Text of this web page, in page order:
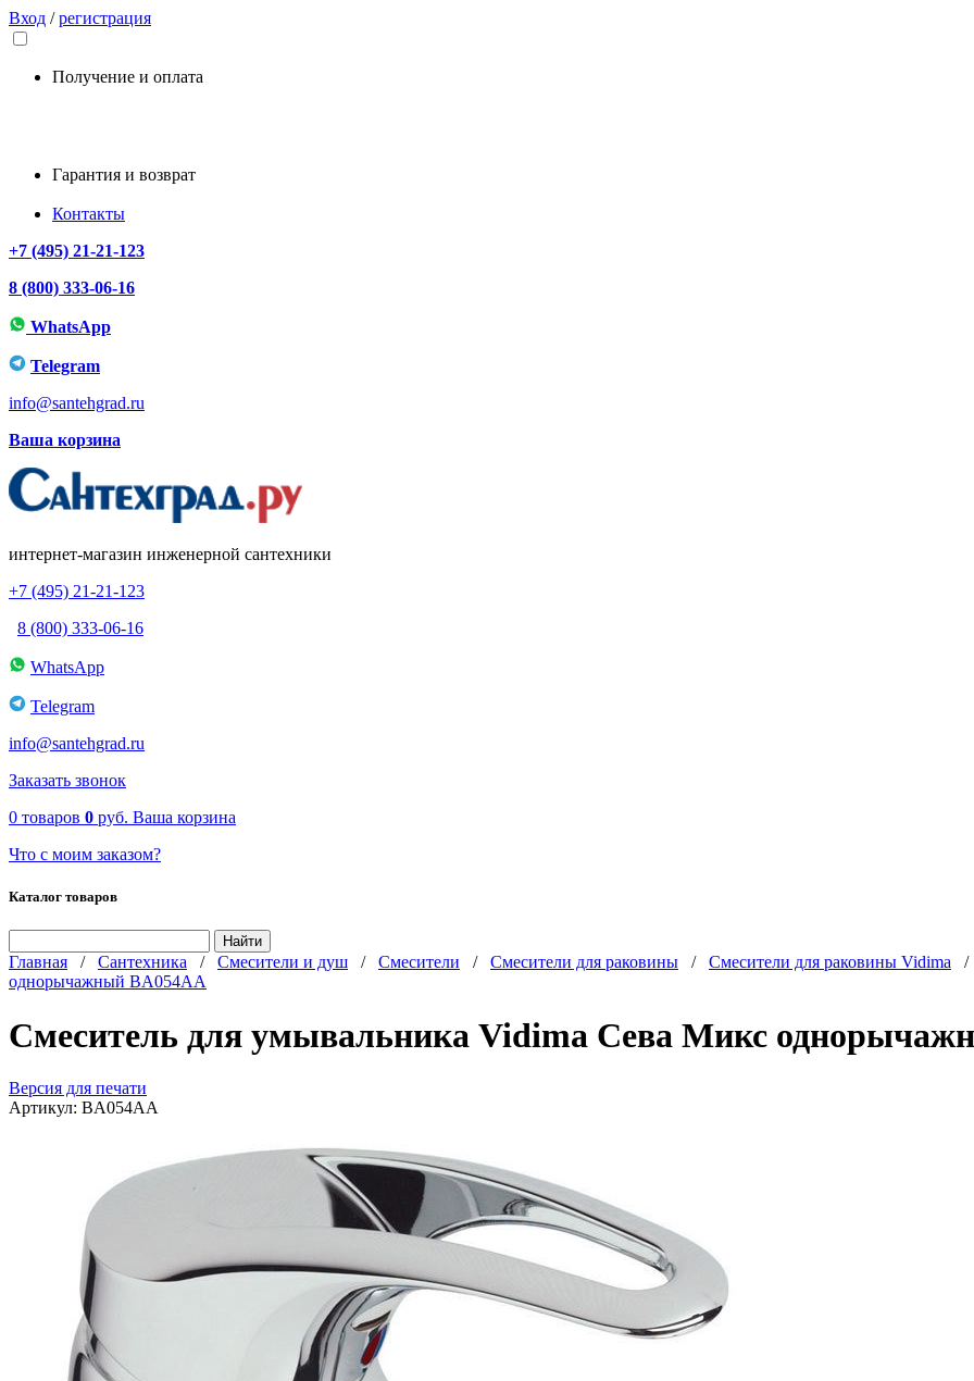
Вход /регистрация
Получение и оплата
Гарантия и возврат
Контакты
+7 (495) 21-21-123
8 (800) 333-06-16
WhatsApp
Telegram
info@santehgrad.ru
Ваша корзина
интернет-магазин инженерной сантехники
+7 (495) 21-21-123
8 (800) 333-06-16
WhatsApp
Telegram
info@santehgrad.ru
Заказать звонок
0 товаров 0 руб. Ваша корзина
Что с моим заказом?
Каталог товаров
Главная / Сантехника / Смесители и душ / Смесители / Смесители для раковины / Смесители для раковины Vidima /
однорычажный BA054AA
Смеситель для умывальника Vidima Сева Микс
Версия для печати
Артикул: BA054AA